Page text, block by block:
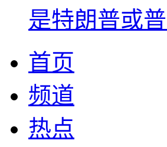
是特朗普或
首页
频道
热点